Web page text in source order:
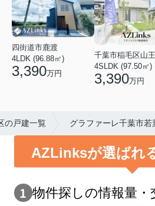
四街道市鹿渡
4LDK (96.88㎡)
3,390万円
千葉市稲毛区山
4SLDK (97.50㎡)
3,390万円
の戸建一覧 グラファーレ千葉市若
AZLinksが選ばれ
物件探しの情報量・